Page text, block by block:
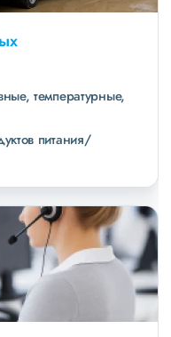
температурные,
питания/